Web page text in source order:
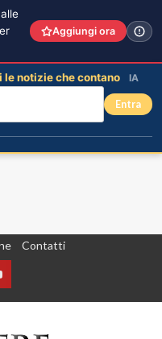
Contatti
alle
Aggiungi ora
notizie che contano IA
Entra